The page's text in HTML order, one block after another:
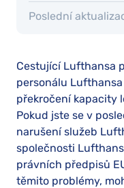
Poslední
Cestující Lufthansa
personálu
překročení kapacity
Pokud jste se v
narušení služeb
společnosti
právních předpisů
těmito problémy,